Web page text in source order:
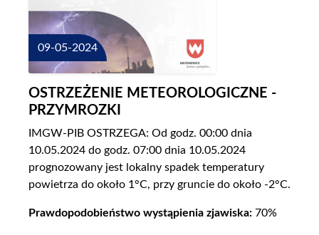
09-05-2024
OSTRZEŻENIE METEOROLOGICZNE -
PRZYMROZKI
IMGW-PIB OSTRZEGA: Od godz. 00:00 dnia
10.05.2024 do godz. 07:00 dnia 10.05.2024
prognozowany jest lokalny spadek temperatury
powietrza do około 1°C, przy gruncie do około -2°C.
Prawdopodobieństwo wystąpienia zjawiska: 70%